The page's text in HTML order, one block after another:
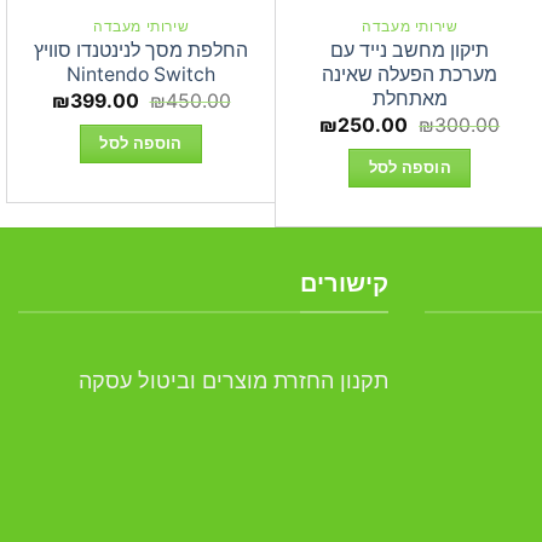
שירותי מעבדה
תיקון מחשב נייד עם
מערכת הפעלה שאינה
מאתחלת
₪300.00 המחיר
היה:
₪300.00.
₪250.00 המחיר
הוספה לסל
שירותי מעבדה
החלפת מסך לנינטנדו סוויץ
Nintendo Switch
₪450.00 המחיר
היה:
₪450.00.
₪399.00
הוספה לסל
קישורים
תקנון החזרת מוצרים וביטול עסקה